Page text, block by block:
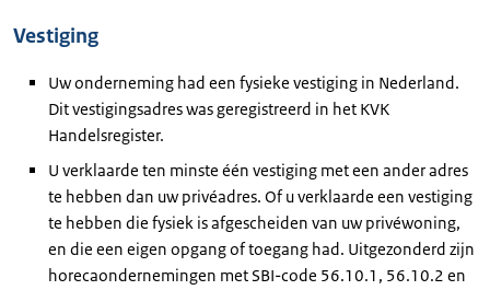
Vestiging
Uw onderneming had een fysieke vestiging in Nederland.
Dit vestigingsadres was geregistreerd in het KVK
Handelsregister.
U verklaarde ten minste één vestiging met een ander adres
te hebben dan uw privéadres. Of u verklaarde een vestiging
te hebben die fysiek is afgescheiden van uw privéwoning,
en die een eigen opgang of toegang had. Uitgezonderd zijn
horecaondernemingen met SBI-code 56.10.1, 56.10.2 en